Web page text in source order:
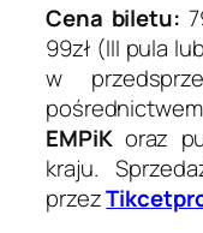
Cena biletu:
99zł (III pula
w
EMPiKoraz
kraju.
przez